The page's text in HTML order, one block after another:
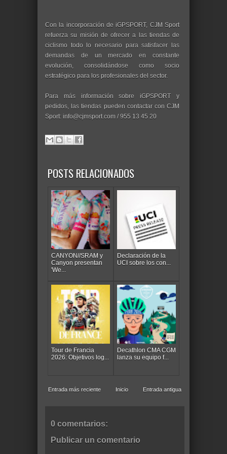
Con la incorporación de iGPSPORT, CJM Sport
refuerza su misión de ofrecer a las tiendas de
ciclismo todo lo necesario para satisfacer las
demandas de un mercado en constante
evolución, consolidándose como socio
estratégico para los profesionales del sector.
Para más información sobre iGPSPORT y
pedidos, las tiendas pueden contactar con CJM
Sport: info@cjmsport.com / 955 13 45 20
POSTS RELACIONADOS
CANYON//SRAM y
Canyon presentan
'We...
Declaración de la
UCI sobre los con...
Tour de Francia
2026: Objetivos log...
Decathlon CMA CGM
lanza su equipo f...
Entrada más reciente Entrada antigua
Inicio
0 comentarios:
Publicar un comentario